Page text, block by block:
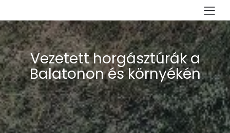
Vezetett horgásztúrák a
Balatonon és környékén